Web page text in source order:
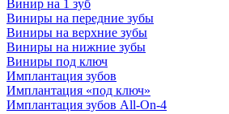
Винир на 1 зуб
Виниры на передние зубы
Виниры на верхние зубы
Виниры на нижние зубы
Виниры под ключ
Имплантация зубов
Имплантация «под ключ»
Имплантация зубов All-On-4